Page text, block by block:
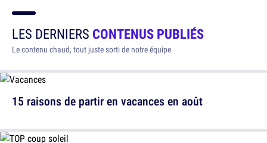
LES DERNIERS CONTENUS PUBLIÉS
Le contenu chaud, tout juste sorti de notre équipe
15 raisons de partir en vacances en août